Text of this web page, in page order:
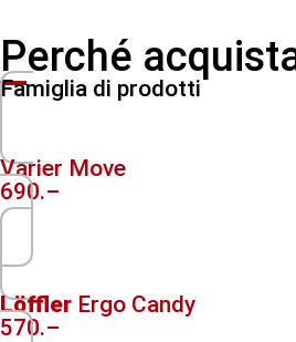
Perché
Famiglia di prodotti
Varier Move
690.–
Löffler Ergo Candy
570.–